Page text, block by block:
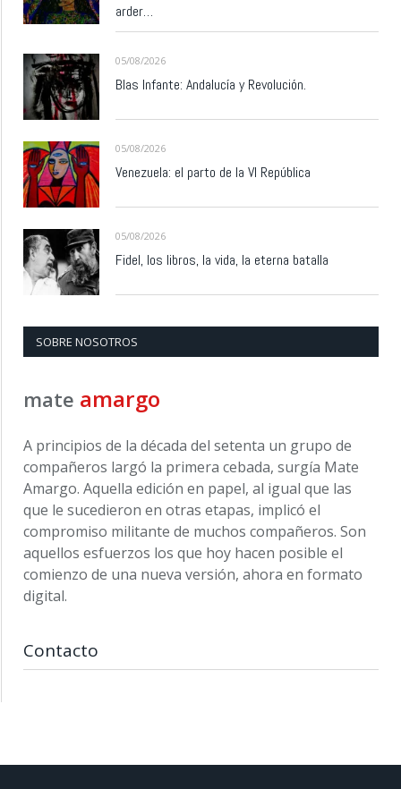
arder…
05/08/2026
Blas Infante: Andalucía y Revolución.
05/08/2026
Venezuela: el parto de la VI República
05/08/2026
Fidel, los libros, la vida, la eterna batalla
SOBRE NOSOTROS
mate amargo
A principios de la década del setenta un grupo de
compañeros largó la primera cebada, surgía Mate
Amargo. Aquella edición en papel, al igual que las
que le sucedieron en otras etapas, implicó el
compromiso militante de muchos compañeros. Son
aquellos esfuerzos los que hoy hacen posible el
comienzo de una nueva versión, ahora en formato
digital.
Contacto